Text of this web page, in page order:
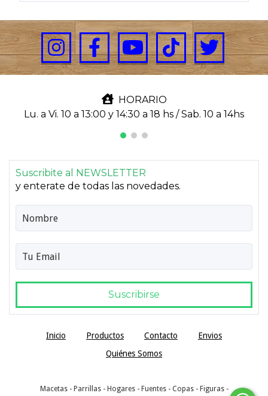
HORARIO
Lu. a Vi. 10 a 13:00 y 14:30 a 18 hs / Sab. 10 a 14hs
Suscribite al NEWSLETTER
y enterate de todas las novedades.
Inicio Productos Contacto
Envios
Quiénes Somos
Macetas - Parrillas - Hogares - Fuentes - Copas - Figuras -